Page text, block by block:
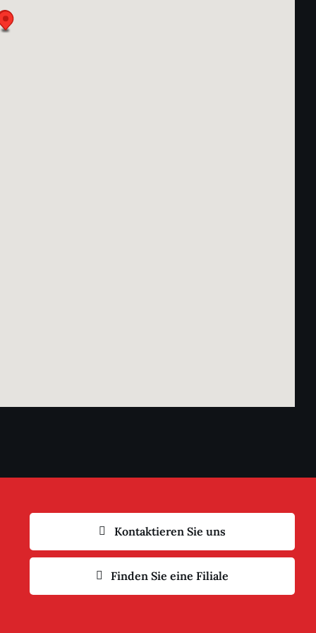
Kontaktieren Sie uns
Finden Sie eine Filiale